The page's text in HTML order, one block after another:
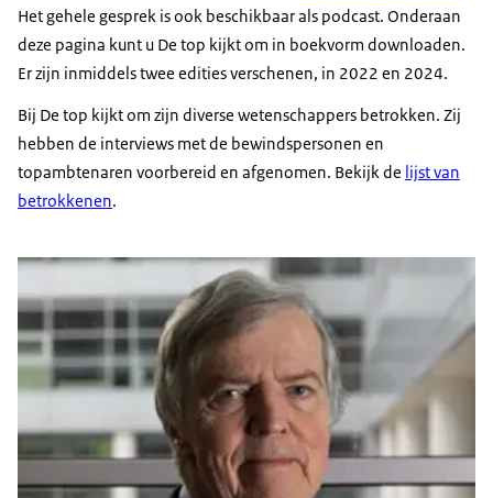
Het gehele gesprek is ook beschikbaar als podcast. Onderaan
deze pagina kunt u De top kijkt om in boekvorm downloaden.
Er zijn inmiddels twee edities verschenen, in 2022 en 2024.
Bij De top kijkt om zijn diverse wetenschappers betrokken. Zij
hebben de interviews met de bewindspersonen en
topambtenaren voorbereid en afgenomen. Bekijk de lijst van
betrokkenen.